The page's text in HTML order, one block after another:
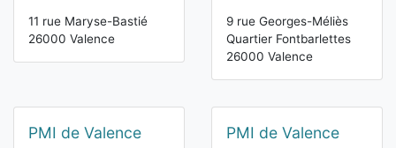
11 rue Maryse-Bastié
26000 Valence
9 rue Georges-Méliès
Quartier Fontbarlettes
26000 Valence
PMI de Valence PMI de Valence